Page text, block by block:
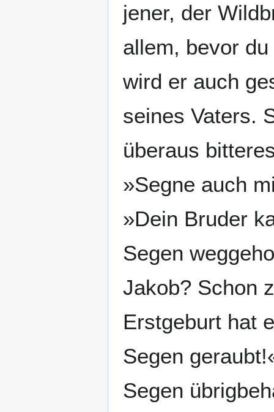
jener, der
allem, bevor
wird er auch
seines Vaters.
überaus
»Segne auch
»Dein Bruder
Segen
Jakob? Schon
Erstgeburt hat
Segen
Segen